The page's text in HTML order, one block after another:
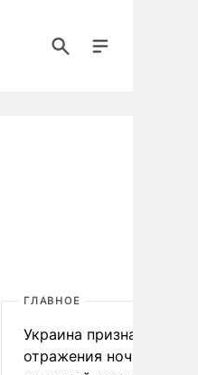
ГЛАВНОЕ
Украина признала
отражения ночной